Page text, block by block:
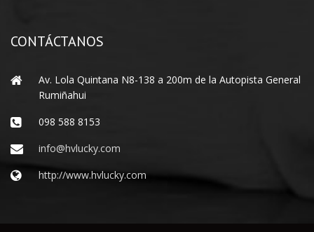
CONTÁCTANOS
Av. Lola Quintana N8-138 a 200m de la Autopista General
Rumiñahui
098 588 8153
info@hvlucky.com
http://www.hvlucky.com